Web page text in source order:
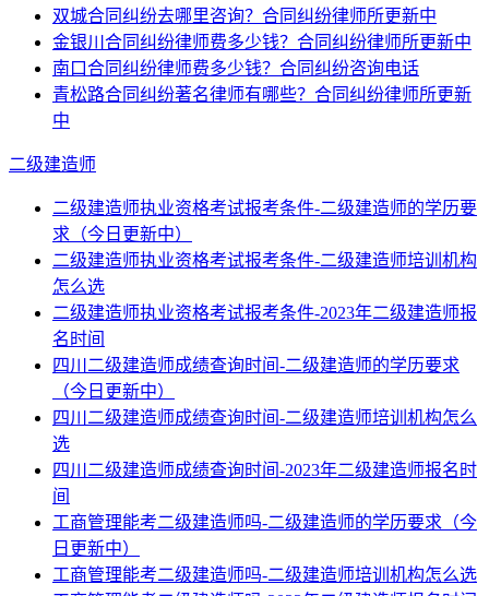
双城合同纠纷去哪里咨询？合同纠纷律师所更新中
金银川合同纠纷律师费多少钱？合同纠纷律师所更新中
南口合同纠纷律师费多少钱？合同纠纷咨询电话
青松路合同纠纷著名律师有哪些？合同纠纷律师所更新
中
二级建造师
二级建造师执业资格考试报考条件-二级建造师的学历要
求（今日更新中）
二级建造师执业资格考试报考条件-二级建造师培训机构
怎么选
二级建造师执业资格考试报考条件-2023年二级建造师报
名时间
四川二级建造师成绩查询时间-二级建造师的学历要求
（今日更新中）
四川二级建造师成绩查询时间-二级建造师培训机构怎么
选
四川二级建造师成绩查询时间-2023年二级建造师报名时
间
工商管理能考二级建造师吗-二级建造师的学历要求（今
日更新中）
工商管理能考二级建造师吗-二级建造师培训机构怎么选